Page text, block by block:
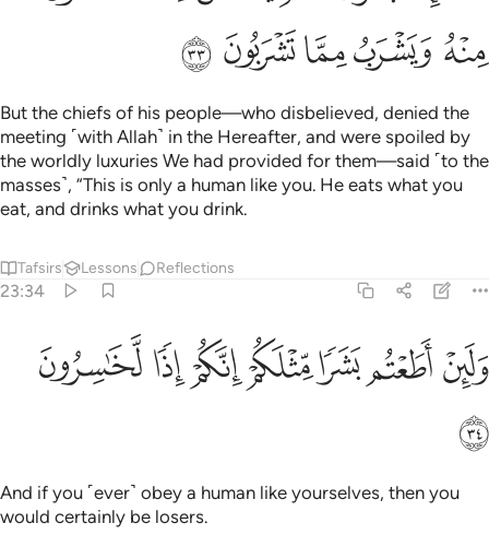
ﲎ ﲏﲐﲑ ﲒ
But the chiefs of his people—who disbelieved, denied the
meeting ˹with Allah˺ in the Hereafter, and were spoiled by
the worldly luxuries We had provided for them—said ˹to the
masses˺, “This is only a human like you. He eats what you
eat, and drinks what you drink.
Tafsirs Lessons Reflections
23:34
ولين اطعتم بشرا مثلكم انكم اذا لخاسرون ٣٤
وَلَئِنْ أَطَعْتُم بَشَرًۭا مِّثْلَكُمْ إِنَّكُمْ إِذًۭا لَّخَـٰسِرُونَ ٣٤
ﲓﲔﲕﲖﲗﲘﲙ
ﲚ
And if you ˹ever˺ obey a human like yourselves, then you
would certainly be losers.